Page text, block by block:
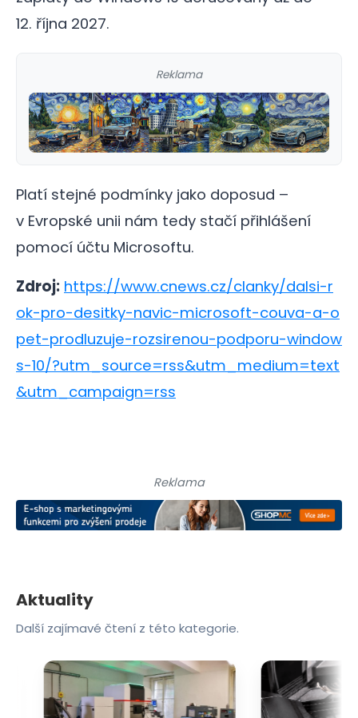
12. října 2027.
Reklama
Platí stejné podmínky jako doposud –
v Evropské unii nám tedy stačí přihlášení
pomocí účtu Microsoftu.
Zdroj: https://www.cnews.cz/clanky/dalsi-r
ok-pro-desitky-navic-microsoft-couva-a-o
pet-prodluzuje-rozsirenou-podporu-window
s-10/?utm_source=rss&utm_medium=text
&utm_campaign=rss
Reklama
Aktuality
Další zajímavé čtení z této kategorie.